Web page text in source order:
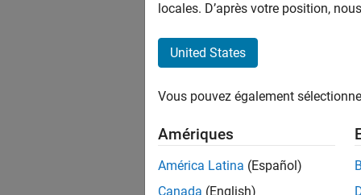
d'offre
Les
locales. D’après votre position,
United States
Vous pouvez également
Amériques
América Latina (Español)
Canada (English)